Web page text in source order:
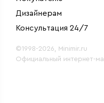
Дизайнерам
Консультация 24/7
©1998-2026, Minimir.ru
Официальный интернет-